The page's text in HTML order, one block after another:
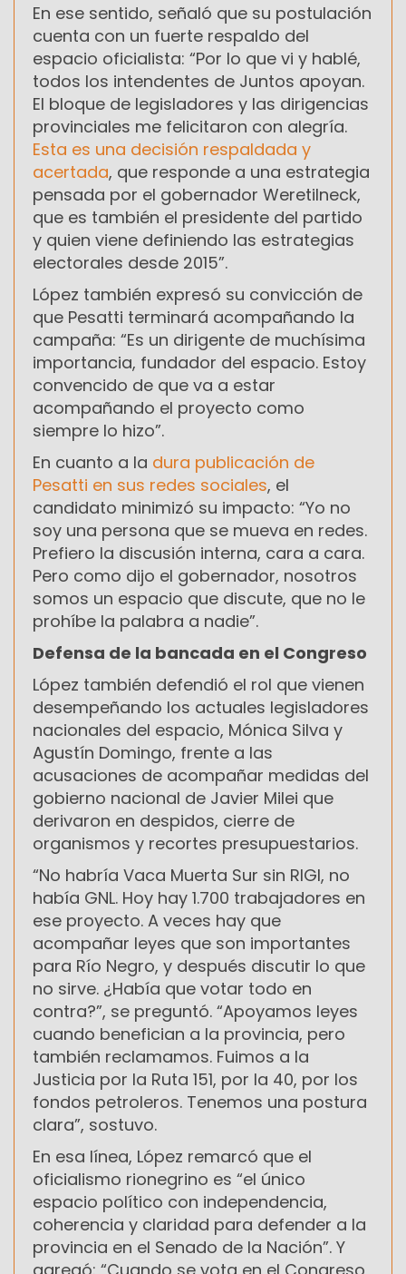
En ese sentido, señaló que su postulación
cuenta con un fuerte respaldo del
espacio oficialista: “Por lo que vi y hablé,
todos los intendentes de Juntos apoyan.
El bloque de legisladores y las dirigencias
provinciales me felicitaron con alegría.
Esta es una decisión respaldada y
acertada, que responde a una estrategia
pensada por el gobernador Weretilneck,
que es también el presidente del partido
y quien viene definiendo las estrategias
electorales desde 2015”.
López también expresó su convicción de
que Pesatti terminará acompañando la
campaña: “Es un dirigente de muchísima
importancia, fundador del espacio. Estoy
convencido de que va a estar
acompañando el proyecto como
siempre lo hizo”.
En cuanto a la dura publicación de
Pesatti en sus redes sociales, el
candidato minimizó su impacto: “Yo no
soy una persona que se mueva en redes.
Prefiero la discusión interna, cara a cara.
Pero como dijo el gobernador, nosotros
somos un espacio que discute, que no le
prohíbe la palabra a nadie”.
Defensa de la bancada en el Congreso
López también defendió el rol que vienen
desempeñando los actuales legisladores
nacionales del espacio, Mónica Silva y
Agustín Domingo, frente a las
acusaciones de acompañar medidas del
gobierno nacional de Javier Milei que
derivaron en despidos, cierre de
organismos y recortes presupuestarios.
“No habría Vaca Muerta Sur sin RIGI, no
había GNL. Hoy hay 1.700 trabajadores en
ese proyecto. A veces hay que
acompañar leyes que son importantes
para Río Negro, y después discutir lo que
no sirve. ¿Había que votar todo en
contra?”, se preguntó. “Apoyamos leyes
cuando benefician a la provincia, pero
también reclamamos. Fuimos a la
Justicia por la Ruta 151, por la 40, por los
fondos petroleros. Tenemos una postura
clara”, sostuvo.
En esa línea, López remarcó que el
oficialismo rionegrino es “el único
espacio político con independencia,
coherencia y claridad para defender a la
provincia en el Senado de la Nación”. Y